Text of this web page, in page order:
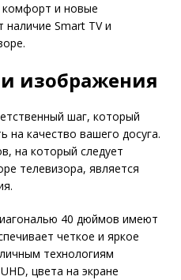
комфорт и новые
Smart TV и
и изображения
шаг, который
качество вашего досуга.
на который следует
телевизора, является
40 дюймов имеют
четкое и яркое
технологиям
цвета на экране